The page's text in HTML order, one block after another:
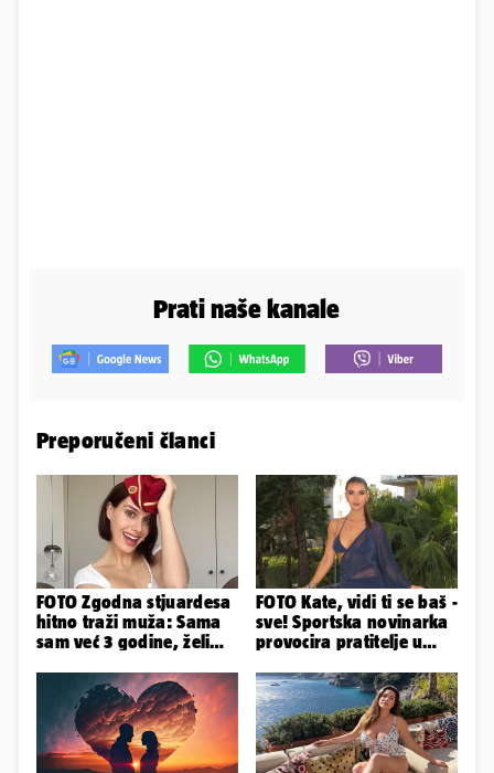
Prati naše kanale
Preporučeni članci
FOTO Zgodna stjuardesa
hitno traži muža: Sama
sam već 3 godine, želim
FOTO Kate, vidi ti se baš -
sve! Sportska novinarka
provocira pratitelje u